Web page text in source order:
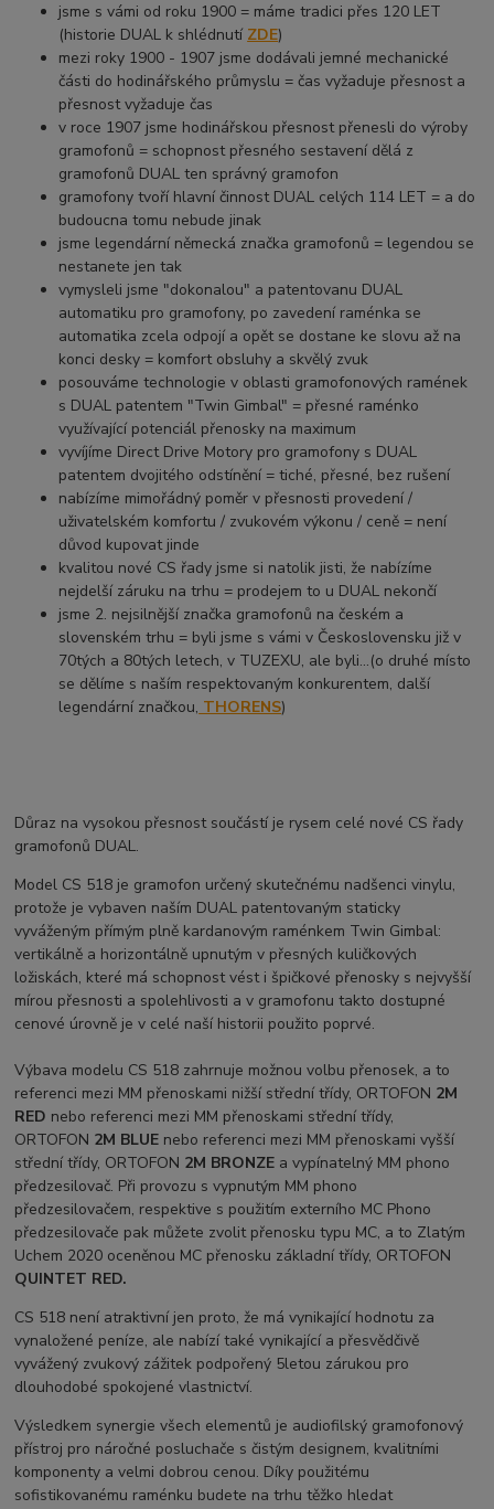
jsme s vámi od roku 1900 = máme tradici přes 120 LET
(historie DUAL k shlédnutí ZDE)
mezi roky 1900 - 1907 jsme dodávali jemné mechanické
části do hodinářského průmyslu = čas vyžaduje přesnost a
přesnost vyžaduje čas
v roce 1907 jsme hodinářskou přesnost přenesli do výroby
gramofonů = schopnost přesného sestavení dělá z
gramofonů DUAL ten správný gramofon
gramofony tvoří hlavní činnost DUAL celých 114 LET = a do
budoucna tomu nebude jinak
jsme legendární německá značka gramofonů = legendou se
nestanete jen tak
vymysleli jsme "dokonalou" a patentovanu DUAL
automatiku pro gramofony, po zavedení raménka se
automatika zcela odpojí a opět se dostane ke slovu až na
konci desky = komfort obsluhy a skvělý zvuk
posouváme technologie v oblasti gramofonových ramének
s DUAL patentem "Twin Gimbal" = přesné raménko
využívající potenciál přenosky na maximum
vyvíjíme Direct Drive Motory pro gramofony s DUAL
patentem dvojitého odstínění = tiché, přesné, bez rušení
nabízíme mimořádný poměr v přesnosti provedení /
uživatelském komfortu / zvukovém výkonu / ceně = není
důvod kupovat jinde
kvalitou nové CS řady jsme si natolik jisti, že nabízíme
nejdelší záruku na trhu = prodejem to u DUAL nekončí
jsme 2. nejsilnější značka gramofonů na českém a
slovenském trhu = byli jsme s vámi v Československu již v
70tých a 80tých letech, v TUZEXU, ale byli...(o druhé místo
se dělíme s naším respektovaným konkurentem, další
legendární značkou, THORENS)
Důraz na vysokou přesnost součástí je rysem celé nové CS řady
gramofonů DUAL.
Model CS 518 je gramofon určený skutečnému nadšenci vinylu,
protože je vybaven naším DUAL patentovaným staticky
vyváženým přímým plně kardanovým raménkem Twin Gimbal:
vertikálně a horizontálně upnutým v přesných kuličkových
ložiskách, které má schopnost vést i špičkové přenosky s nejvyšší
mírou přesnosti a spolehlivosti a v gramofonu takto dostupné
cenové úrovně je v celé naší historii použito poprvé.
Výbava modelu CS 518 zahrnuje možnou volbu přenosek, a to
referenci mezi MM přenoskami nižší střední třídy, ORTOFON 2M
RED nebo referenci mezi MM přenoskami střední třídy,
ORTOFON 2M BLUE nebo referenci mezi MM přenoskami vyšší
střední třídy, ORTOFON 2M BRONZE a vypínatelný MM phono
předzesilovač. Při provozu s vypnutým MM phono
předzesilovačem, respektive s použitím externího MC Phono
předzesilovače pak můžete zvolit přenosku typu MC, a to Zlatým
Uchem 2020 oceněnou MC přenosku základní třídy, ORTOFON
QUINTET RED.
CS 518 není atraktivní jen proto, že má vynikající hodnotu za
vynaložené peníze, ale nabízí také vynikající a přesvědčivě
vyvážený zvukový zážitek podpořený 5letou zárukou pro
dlouhodobé spokojené vlastnictví.
Výsledkem synergie všech elementů je audiofilský gramofonový
přístroj pro náročné posluchače s čistým designem, kvalitními
komponenty a velmi dobrou cenou. Díky použitému
sofistikovanému raménku budete na trhu těžko hledat